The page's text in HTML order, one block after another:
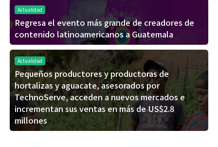
Actualidad
Regresa el evento más grande de creadores de
contenido latinoamericanos a Guatemala
Actualidad
Pequeños productores y productoras de
hortalizas y aguacate, asesorados por
TechnoServe, acceden a nuevos mercados e
incrementan sus ventas en más de US$2.8
millones